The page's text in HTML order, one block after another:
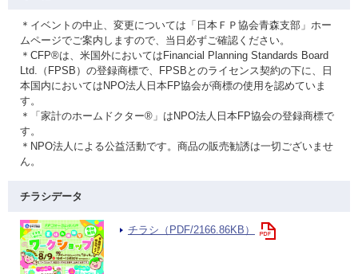
＊イベントの中止、変更については「日本ＦＰ協会青森支部」ホー
ムページでご案内しますので、当日必ずご確認ください。
＊CFP®は、米国外においてはFinancial Planning Standards Board
Ltd.（FPSB）の登録商標で、FPSBとのライセンス契約の下に、日
本国内においてはNPO法人日本FP協会が商標の使用を認めていま
す。
＊「家計のホームドクター®」はNPO法人日本FP協会の登録商標で
す。
＊NPO法人による公益活動です。商品の販売勧誘は一切ございませ
ん。
チラシデータ
チラシ（PDF/2166.86KB）